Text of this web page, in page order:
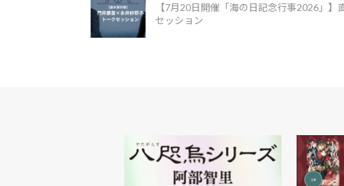
【7月20日開催「海の日記念行事2026」
セッション